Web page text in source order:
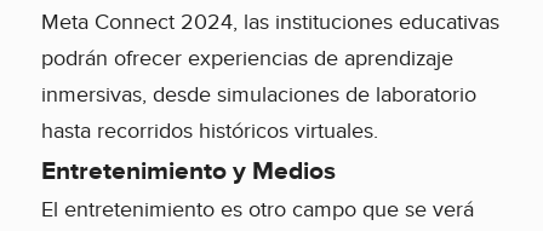
Meta Connect 2024, las instituciones educativas
podrán ofrecer experiencias de aprendizaje
inmersivas, desde simulaciones de laboratorio
hasta recorridos históricos virtuales.
Entretenimiento y Medios
El entretenimiento es otro campo que se verá